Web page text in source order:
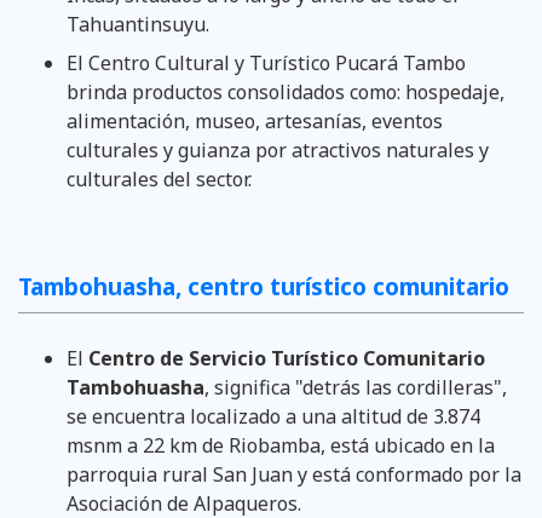
Tahuantinsuyu.
El Centro Cultural y Turístico Pucará Tambo
brinda productos consolidados como: hospedaje,
alimentación, museo, artesanías, eventos
culturales y guianza por atractivos naturales y
culturales del sector.
Tambohuasha, centro turístico comunitario
El Centro de Servicio Turístico Comunitario
Tambohuasha, significa "detrás las cordilleras",
se encuentra localizado a una altitud de 3.874
msnm a 22 km de Riobamba, está ubicado en la
parroquia rural San Juan y está conformado por la
Asociación de Alpaqueros.